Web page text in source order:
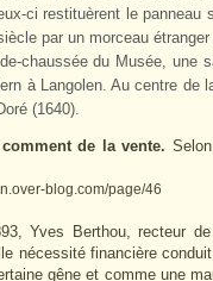
ci restituèrent le
par un morceau
chaussée du Musée, une
à Langolen. Au centre
(1640).
de la vente.
blog.com/page/46
Yves Berthou, recteur
nécessité financière
gêne et comme une